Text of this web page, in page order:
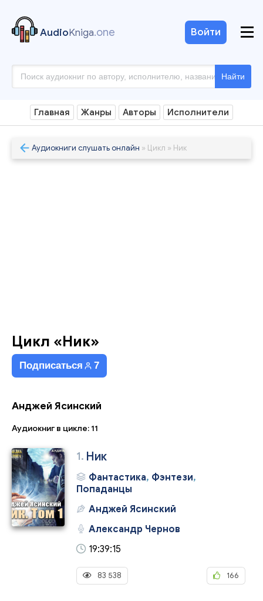
AudioKniga.one
Найти
Войти
Главная Жанры Авторы Исполнители
Аудиокниги слушать онлайн » Цикл » Ник
Цикл «Ник»
Подписаться 7
Анджей Ясинский
Аудиокниг в цикле: 11
1. Ник
Фантастика, Фэнтези,
Попаданцы
Анджей Ясинский
Александр Чернов
19:39:15
83 538 166